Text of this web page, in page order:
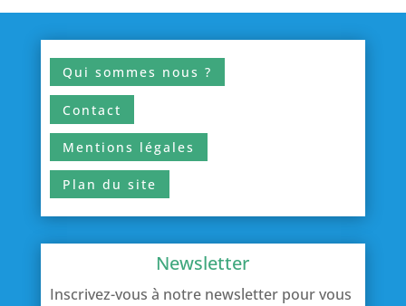
Qui sommes nous ?
Contact
Mentions légales
Plan du site
Newsletter
Inscrivez-vous à notre newsletter pour vous